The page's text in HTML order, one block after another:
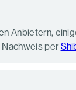
Anbietern,
Nachweis per